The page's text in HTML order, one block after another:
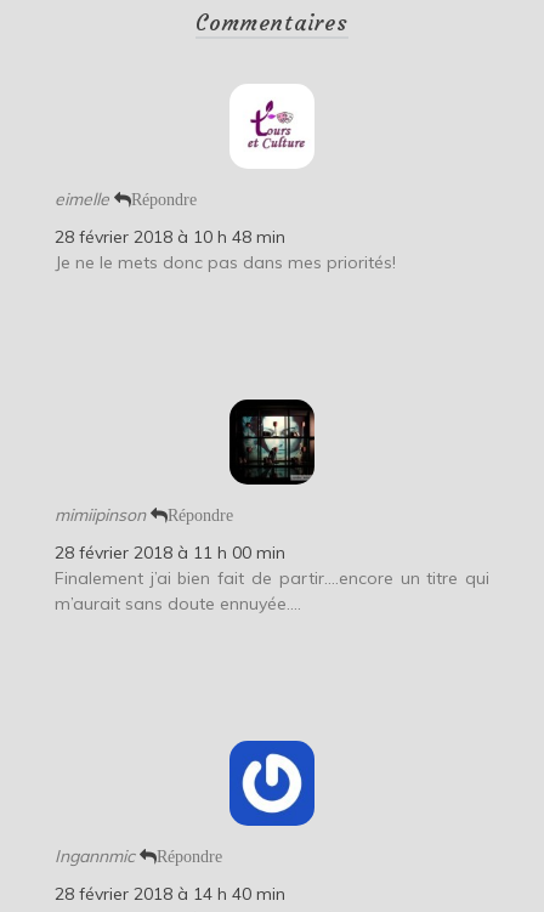
Commentaires
eimelle Répondre
28 février 2018 à 10 h 48 min
Je ne le mets donc pas dans mes priorités!
mimiipinson Répondre
28 février 2018 à 11 h 00 min
Finalement j’ai bien fait de partir….encore un titre qui
m’aurait sans doute ennuyée….
Ingannmic Répondre
28 février 2018 à 14 h 40 min